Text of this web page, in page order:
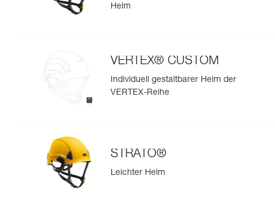
Helm
VERTEX® CUSTOM
Individuell gestaltbarer Helm der
VERTEX-Reihe
STRATO®
Leichter Helm